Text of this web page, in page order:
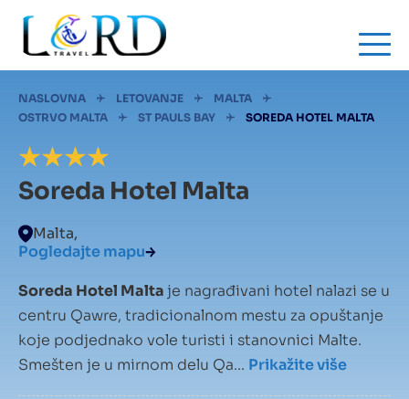
main
content
Mrvice
NASLOVNA LETOVANJE
MALTA
OSTRVO MALTA
ST PAULS BAY SOREDA HOTEL MALTA
Soreda Hotel Malta
Malta,
Pogledajte mapu
Soreda Hotel Malta je nagrađivani hotel nalazi se u
centru Qawre, tradicionalnom mestu za opuštanje
koje podjednako vole turisti i stanovnici Malte.
Smešten je u mirnom delu Qa... Prikažite više